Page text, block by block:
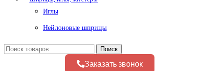
Иглы
Нейлоновые шприцы
Поиск
Заказать звонок